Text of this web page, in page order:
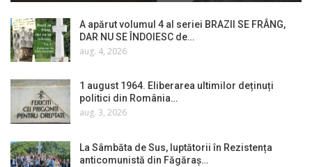
A apărut volumul 4 al seriei BRAZII SE FRÂNG,
DAR NU SE ÎNDOIESC de…
aug. 4, 2026
1 august 1964. Eliberarea ultimilor deținuți
politici din România…
aug. 3, 2026
La Sâmbăta de Sus, luptătorii în Rezistența
anticomunistă din Făgăraș…